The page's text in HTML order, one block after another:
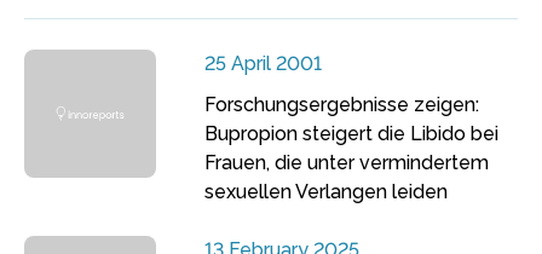
25 April 2001
Forschungsergebnisse zeigen:
Bupropion steigert die Libido bei
Frauen, die unter vermindertem
sexuellen Verlangen leiden
13 February 2025